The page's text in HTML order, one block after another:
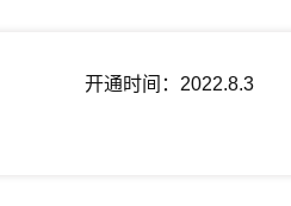
开通时间： 2022.8.3